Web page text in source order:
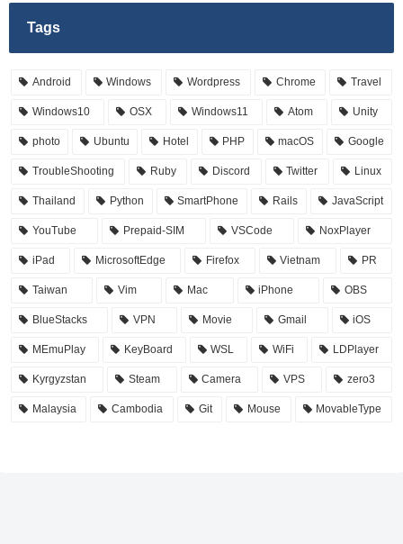
Tags
Android Windows Wordpress Chrome Travel
Windows10 OSX Windows11 Atom Unity
photo Ubuntu Hotel PHP macOS Google
TroubleShooting Ruby Discord Twitter Linux
Thailand Python SmartPhone Rails JavaScript
YouTube Prepaid-SIM VSCode NoxPlayer
iPad MicrosoftEdge Firefox Vietnam PR
Taiwan Vim Mac iPhone OBS
BlueStacks VPN Movie Gmail iOS
MEmuPlay KeyBoard WSL WiFi LDPlayer
Kyrgyzstan Steam Camera VPS zero3
Malaysia Cambodia Git Mouse MovableType